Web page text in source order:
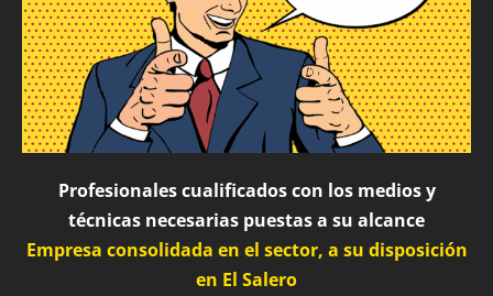
Profesionales cualificados con los medios y
técnicas necesarias puestas a su alcance
Empresa consolidada en el sector, a su disposición
en El Salero